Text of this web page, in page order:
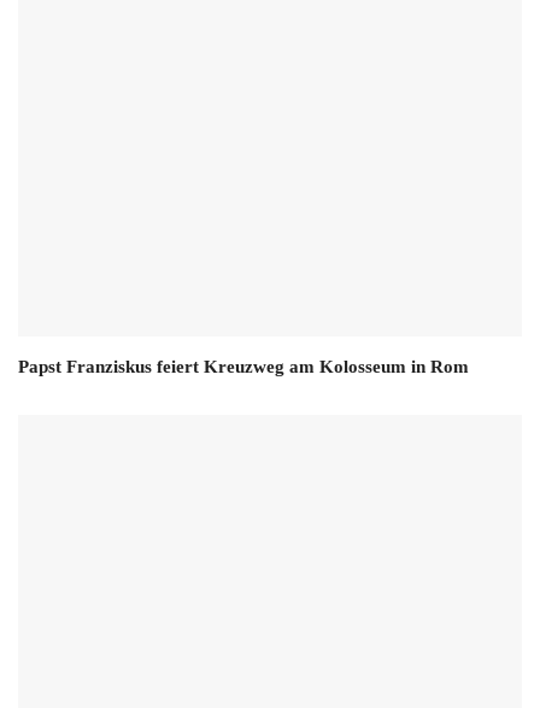
Papst Franziskus feiert Kreuzweg am Kolosseum in Rom